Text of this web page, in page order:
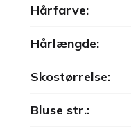
Hårfarve:
Hårlængde:
Skostørrelse:
Bluse str.: